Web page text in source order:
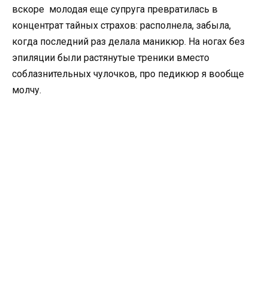
вскоре молодая еще супруга превратилась в
концентрат тайных страхов: располнела, забыла,
когда последний раз делала маникюр. На ногах без
эпиляции были растянутые треники вместо
соблазнительных чулочков, про педикюр я вообще
молчу.